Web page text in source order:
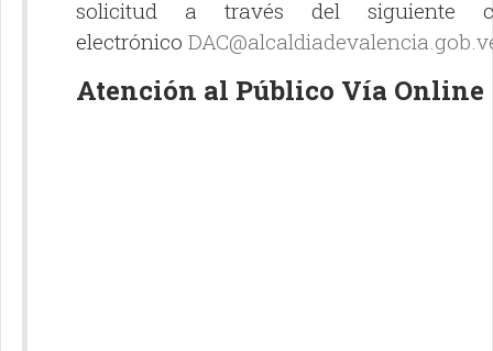
solicitud a través del siguiente
electrónico
Atención al Público Vía Online